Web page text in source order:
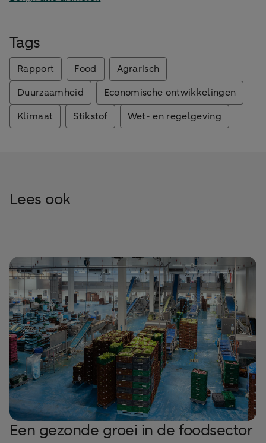
Tags
Rapport Food
Agrarisch
Duurzaamheid
Economische ontwikkelingen
Klimaat
Stikstof Wet- en regelgeving
Lees ook
Een gezonde groei in de foodsector